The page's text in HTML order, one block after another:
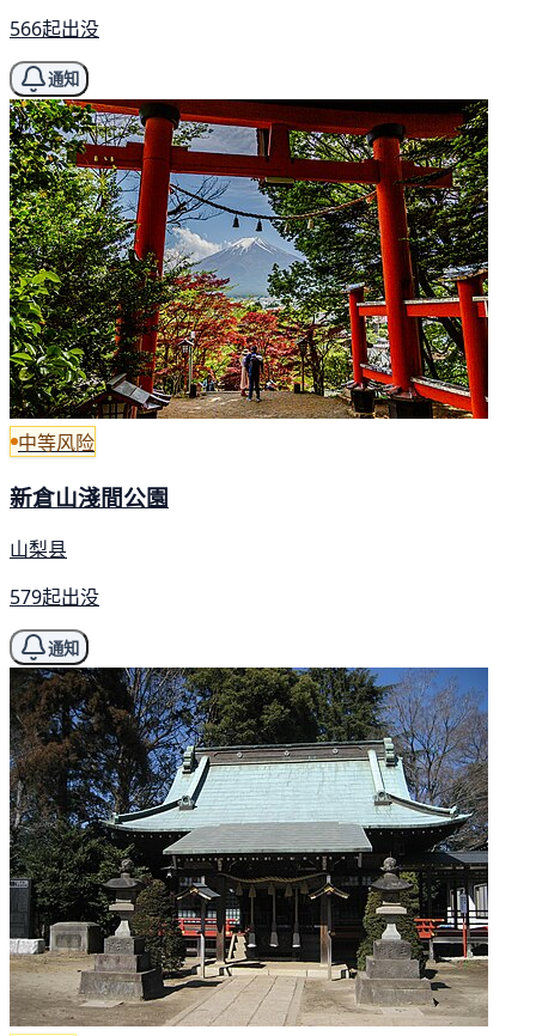
566起出没
通知
中等风险
新倉山淺間公園
山梨县
579起出没
通知